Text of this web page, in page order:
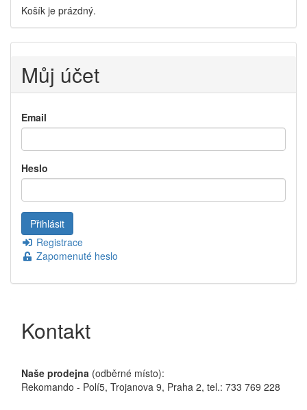
Košík je prázdný.
Můj účet
Email
Heslo
Registrace
Zapomenuté heslo
Kontakt
Naše prodejna (odběrné místo):
Rekomando - Polí5, Trojanova 9, Praha 2, tel.: 733 769 228